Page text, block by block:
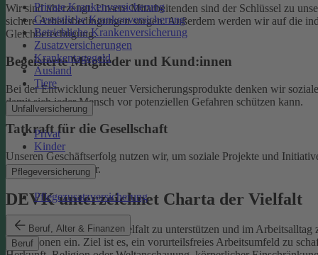
Private Krankenversicherung
Gesetzliche Krankenversicherung
Betriebliche Krankenversicherung
Zusatzversicherungen
Krankentagegeld
Ausland
Tiere
Unfallversicherung
Privat
Kinder
Pflegeversicherung
Pflegezusatzversicherung
Beruf, Alter & Finanzen
Beruf
Wir sind überzeugt: Unsere Mitarbeitenden sind der Schlüssel zu
sichere Arbeitsbedingungen sorgen.Außerdem werden wir auf die
Gleichberechtigung.
Begeisterte Mitglieder und Kund:innen
Bei der Entwicklung neuer Versicherungsprodukte denken wir
damit sich jeder Mensch vor potenziellen Gefahren schützen kann.
Tatkraft für die Gesellschaft
Unseren Geschäftserfolg nutzen wir, um soziale Projekte und
Familien und Kinder.
DEVK unterzeichnet Charta der Vielfalt
Als Selbstverpflichtung, Vielfalt zu unterstützen und im
Institutionen ein. Ziel ist es, ein vorurteilsfreies Arbeitsumfeld zu